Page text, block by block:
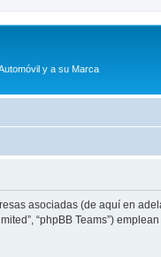
y a su Marca
asociadas (de aquí en
“phpBB Teams”)